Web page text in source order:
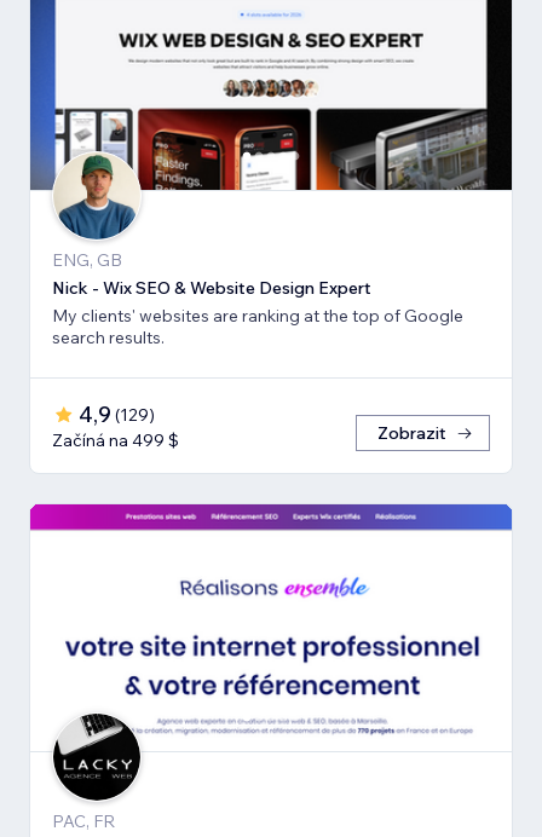
ENG, GB
Nick - Wix SEO & Website Design Expert
My clients' websites are ranking at the top of Google
search results.
4,9 (129)
Začíná na 499 $
Zobrazit
PAC, FR